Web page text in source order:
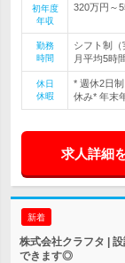
初年度
年収
320万円～
勤務
時間
シフト制
月平均5時
休日
休暇
* 週休2日
休み* 年末
求人詳細
新着
株式会社クラフタ |
できます◎